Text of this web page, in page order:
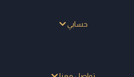
حسابي